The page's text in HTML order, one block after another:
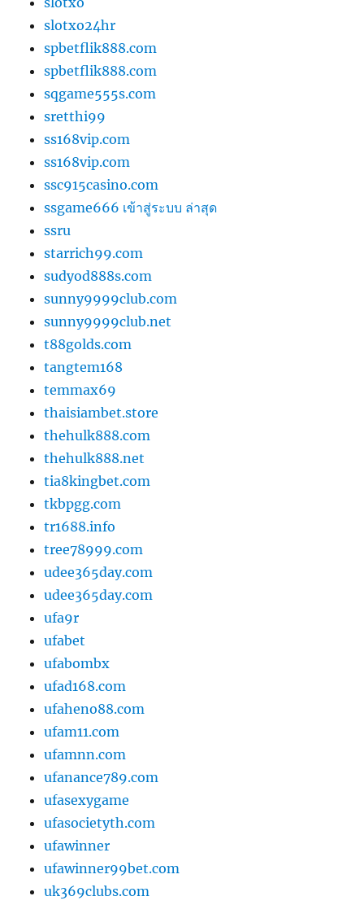
slotxo24hr
spbetflik888.com
spbetflik888.com
sqgame555s.com
sretthi99
ss168vip.com
ss168vip.com
ssc915casino.com
ssgame666 เข้าสู่ระบบ ล่าสุด
ssru
starrich99.com
sudyod888s.com
sunny9999club.com
sunny9999club.net
t88golds.com
tangtem168
temmax69
thaisiambet.store
thehulk888.com
thehulk888.net
tia8kingbet.com
tkbpgg.com
tr1688.info
tree78999.com
udee365day.com
udee365day.com
ufa9r
ufabet
ufabombx
ufad168.com
ufaheno88.com
ufam11.com
ufamnn.com
ufanance789.com
ufasexygame
ufasocietyth.com
ufawinner
ufawinner99bet.com
uk369clubs.com